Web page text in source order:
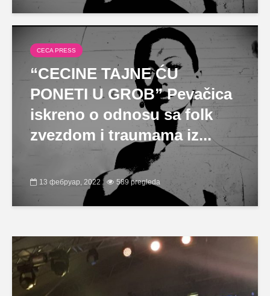
CECA PRESS
“CECINE TAJNE ĆU
PONETI U GROB” Pevačica
iskreno o odnosu sa folk
zvezdom i traumama iz...
13 фебруар, 2022 589 pregleda